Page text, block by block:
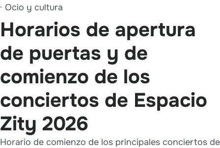
Ocio y cultura
Horarios de apertura
de puertas y de
comienzo de los
conciertos de Espacio
Zity 2026
Horario de comienzo de los principales conciertos de